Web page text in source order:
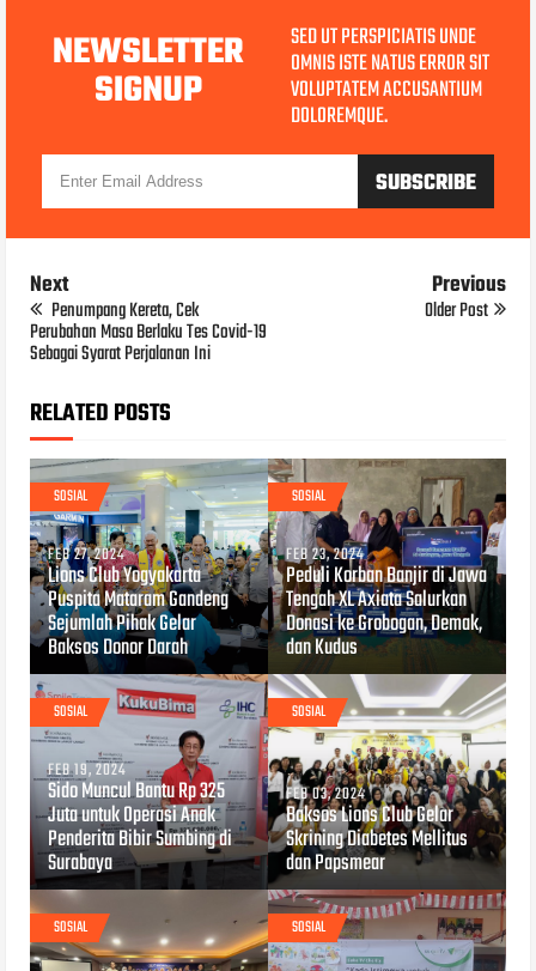
NEWSLETTER
SIGNUP
SED UT PERSPICIATIS UNDE
OMNIS ISTE NATUS ERROR SIT
VOLUPTATEM ACCUSANTIUM
DOLOREMQUE.
Next
Penumpang Kereta, Cek
Perubahan Masa Berlaku Tes Covid-19
Sebagai Syarat Perjalanan Ini
Previous
Older Post
RELATED POSTS
SOSIAL
FEB 27, 2024
Lions Club Yogyakarta
Puspita Mataram Gandeng
Sejumlah Pihak Gelar
Baksos Donor Darah
SOSIAL
FEB 23, 2024
Peduli Korban Banjir di Jawa
Tengah XL Axiata Salurkan
Donasi ke Grobogan, Demak,
dan Kudus
SOSIAL
FEB 19, 2024
Sido Muncul Bantu Rp 325
Juta untuk Operasi Anak
Penderita Bibir Sumbing di
Surabaya
SOSIAL
FEB 03, 2024
Baksos Lions Club Gelar
Skrining Diabetes Mellitus
dan Papsmear
SOSIAL SOSIAL